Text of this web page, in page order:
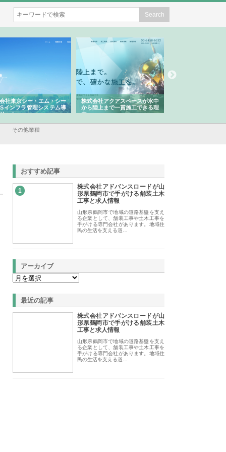
株式会社アクアスペースが水中
から陸上まで一貫施工できる理
由
株式会社地盤調査事務所が選ば
れ続ける理由と建設コンサルの
強み
その他業種
おすすめ記事
1
株式会社アドバンスロードが山
形県鶴岡市で手がける舗装土木
工事と求人情報
山形県鶴岡市で地域の道路基盤を支え
る企業として、舗装工事や土木工事を
手がける専門会社があります。地域住
民の生活を支える道…
アーカイブ
最近の記事
株式会社アドバンスロードが山
形県鶴岡市で手がける舗装土木
工事と求人情報
山形県鶴岡市で地域の道路基盤を支え
る企業として、舗装工事や土木工事を
手がける専門会社があります。地域住
民の生活を支える道…